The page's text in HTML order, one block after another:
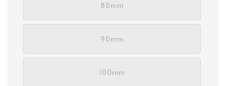
80mm
90mm
100mm